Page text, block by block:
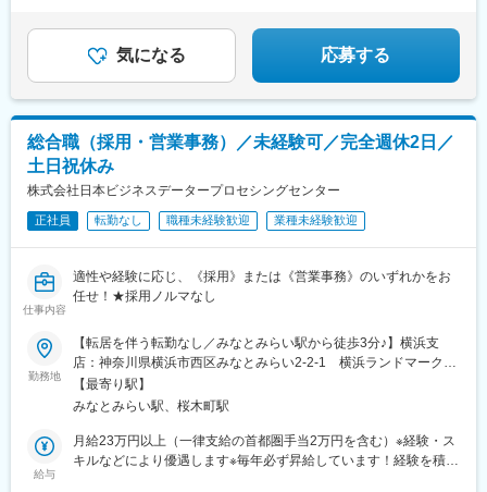
内訳＞・役職手当（500円～7000円）・食事手当（5000円）・資
格手当（1000円～5000円）・通信手当（3000円）・住宅手当（2
万円/規定有）・技能手当（3000円～1万円）※試用期間後より支
給・処遇改善手当（4万5000円）※試用期間後より支給＜試用期間
時＞月給22万2988円以上※一律手当2万9500円以上含む
気になる 応募する
総合職（採用・営業事務）／未経験可／完全週休2日／
土日祝休み
株式会社日本ビジネスデータープロセシングセンター
正社員 転勤なし 職種未経験歓迎 業種未経験歓迎
仕事内容
適性や経験に応じ、《採用》または《営業事務》のいずれかをお
任せ！★採用ノルマなし
勤務地
【転居を伴う転勤なし／みなとみらい駅から徒歩3分♪】横浜支
店：神奈川県横浜市西区みなとみらい2-2-1 横浜ランドマークタ
ワー18F《アクセス》- 横浜高速鉄道「みなとみらい駅」から徒歩
3分- JR・横浜市営地下鉄「桜木町」から歩く歩道で徒歩5分※受動
【最寄り駅】
みなとみらい駅、桜木町駅
給与
月給23万円以上（一律支給の首都圏手当2万円を含む）※経験・ス
キルなどにより優遇します※毎年必ず昇給しています！経験を積め